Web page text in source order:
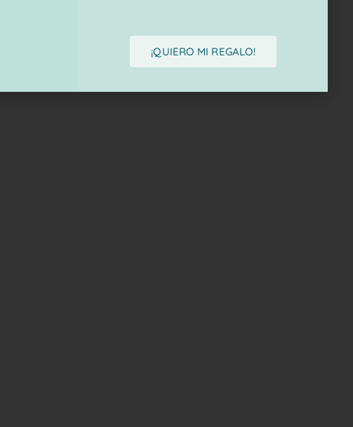
¡QUIERO MI REGALO!